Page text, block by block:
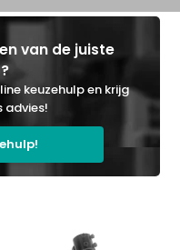
van de juiste
keuzehulp en krijg
advies!